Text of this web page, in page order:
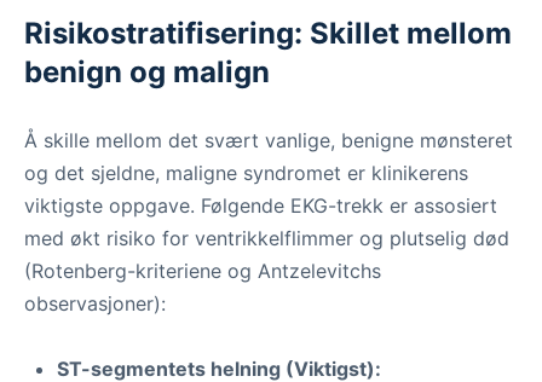
Risikostratifisering: Skillet mellom
benign og malign
Å skille mellom det svært vanlige, benigne mønsteret
og det sjeldne, maligne syndromet er klinikerens
viktigste oppgave. Følgende EKG-trekk er assosiert
med økt risiko for ventrikkelflimmer og plutselig død
(Rotenberg-kriteriene og Antzelevitchs
observasjoner):
ST-segmentets helning (Viktigst):